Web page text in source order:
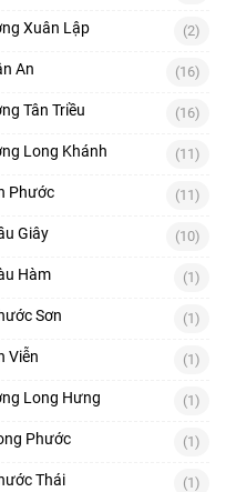
Xuân Lập (2)
An (16)
Tân Triều (16)
Long Khánh (11)
Phước (11)
Giây (10)
Hàm (1)
Sơn (1)
Viễn (1)
Long Hưng (1)
Phước (1)
Thái (1)